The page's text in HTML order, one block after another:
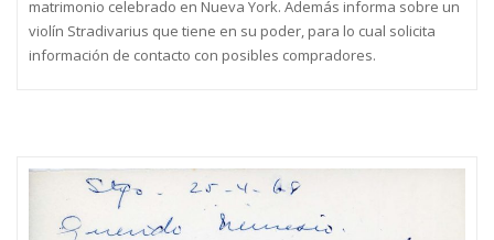
matrimonio celebrado en Nueva York. Además informa sobre un
violín Stradivarius que tiene en su poder, para lo cual solicita
información de contacto con posibles compradores.